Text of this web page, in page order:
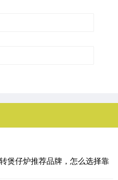
煲仔炉推荐品牌，怎么选择靠